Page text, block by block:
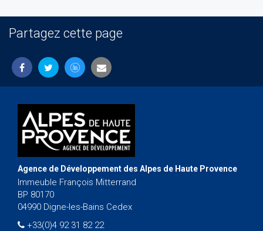
Partagez cette page
Agence de Développement des Alpes de Haute Provence
Immeuble François Mitterrand
BP 80170
04990 Digne-les-Bains Cedex
+33(0)4 92 31 82 22